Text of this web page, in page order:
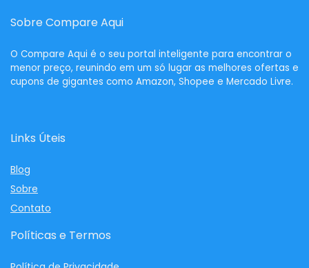
Sobre Compare Aqui
O Compare Aqui é o seu portal inteligente para encontrar o
menor preço, reunindo em um só lugar as melhores ofertas e
cupons de gigantes como Amazon, Shopee e Mercado Livre.
Links Úteis
Blog
Sobre
Contato
Políticas e Termos